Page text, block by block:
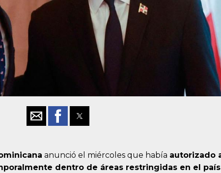
anunció el miércoles que había autorizado
dentro de áreas restringidas en el país